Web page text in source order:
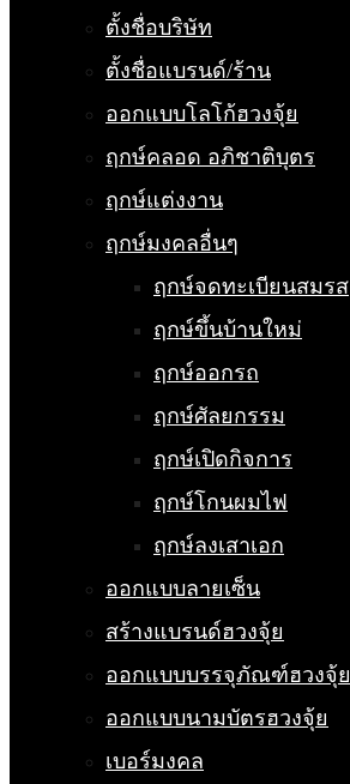
ตั้งชื่อบริษัท
ตั้งชื่อแบรนด์/ร้าน
ออกแบบโลโก้ฮวงจุ้ย
ฤกษ์คลอด อภิชาติบุตร
ฤกษ์แต่งงาน
ฤกษ์มงคลอื่นๆ
ฤกษ์จดทะเบียนสมรส
ฤกษ์ขึ้นบ้านใหม่
ฤกษ์ออกรถ
ฤกษ์ศัลยกรรม
ฤกษ์เปิดกิจการ
ฤกษ์โกนผมไฟ
ฤกษ์ลงเสาเอก
ออกแบบลายเซ็น
สร้างแบรนด์ฮวงจุ้ย
ออกแบบบรรจุภัณฑ์ฮวงจุ้ย
ออกแบบนามบัตรฮวงจุ้ย
เบอร์มงคล